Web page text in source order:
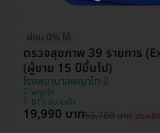
ผ่อน 0% ได้
ตรวจสุขภาพ 39 รายการ
(ผู้ชาย 15 ปีขึ้นไป)
โรงพยาบาลพญาไท 2
พญาไท
BTS สนามเป้า
19,990 บาท53,760 บาท ประหยั